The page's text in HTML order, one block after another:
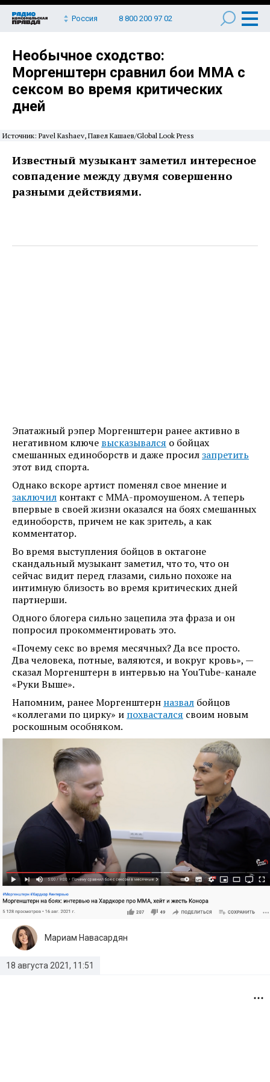
Россия 8 800 200 97 02
Необычное сходство:
Моргенштерн сравнил бои ММА с
сексом во время критических
дней
Источник: Pavel Kashaev, Павел Кашаев/Global Look Press
Известный музыкант заметил интересное
совпадение между двумя совершенно
разными действиями.
Эпатажный рэпер Моргенштерн ранее активно в
негативном ключе высказывался о бойцах
смешанных единоборств и даже просилзапретить
этот вид спорта.
Однако вскоре артист поменял свое мнение и
заключил контакт с ММА-промоушеном. А теперь
впервые в своей жизни оказался на боях смешанных
единоборств, причем не как зритель, а как
комментатор.
Во время выступления бойцов в октагоне
скандальный музыкант заметил, что то, что он
сейчас видит перед глазами, сильно похоже на
интимную близость во время критических дней
партнерши.
Одного блогера сильно зацепила эта фраза и он
попросил прокомментировать это.
«Почему секс во время месячных? Да все просто.
Два человека, потные, валяются, и вокруг кровь», —
сказал Моргенштерн в интервью на YouTube-канале
«Руки Выше».
Напомним, ранее Моргенштерн назвал бойцов
«коллегами по цирку» и похвастался своим новым
роскошным особняком.
18 августа 2021, 11:51
Мариам Навасардян